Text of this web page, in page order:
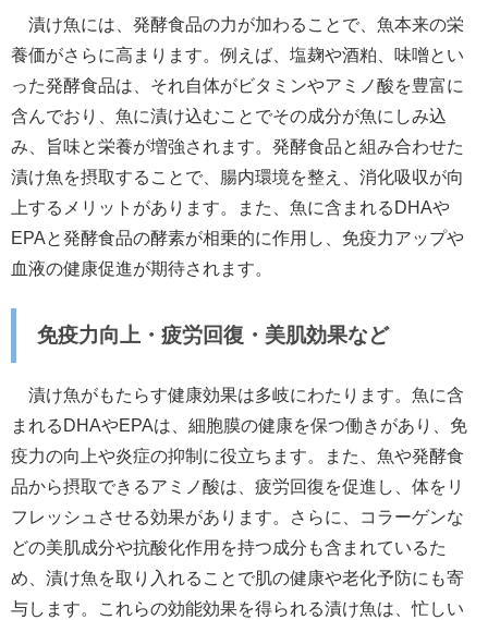
漬け魚には、発酵食品の力が加わることで、魚本来の栄
養価がさらに高まります。例えば、塩麹や酒粕、味噌とい
った発酵食品は、それ自体がビタミンやアミノ酸を豊富に
含んでおり、魚に漬け込むことでその成分が魚にしみ込
み、旨味と栄養が増強されます。発酵食品と組み合わせた
漬け魚を摂取することで、腸内環境を整え、消化吸収が向
上するメリットがあります。また、魚に含まれるDHAや
EPAと発酵食品の酵素が相乗的に作用し、免疫力アップや
血液の健康促進が期待されます。
免疫力向上・疲労回復・美肌効果など
漬け魚がもたらす健康効果は多岐にわたります。魚に含
まれるDHAやEPAは、細胞膜の健康を保つ働きがあり、免
疫力の向上や炎症の抑制に役立ちます。また、魚や発酵食
品から摂取できるアミノ酸は、疲労回復を促進し、体をリ
フレッシュさせる効果があります。さらに、コラーゲンな
どの美肌成分や抗酸化作用を持つ成分も含まれているた
め、漬け魚を取り入れることで肌の健康や老化予防にも寄
与します。これらの効能効果を得られる漬け魚は、忙しい